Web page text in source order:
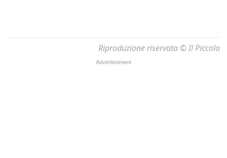
Riproduzione riservata © Il Piccolo